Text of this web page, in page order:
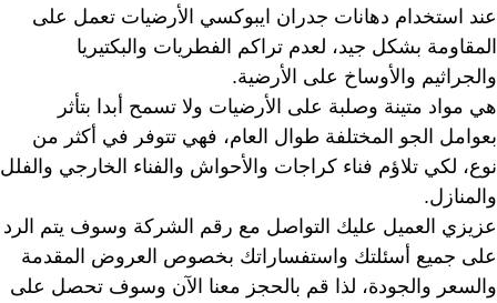
عند استخدام دهانات جدران ايبوكسي الأرضيات تعمل على
المقاومة بشكل جيد، لعدم تراكم الفطريات والبكتيريا
والجراثيم والأوساخ على الأرضية.
هي مواد متينة وصلبة على الأرضيات ولا تسمح أبدا بتأثر
بعوامل الجو المختلفة طوال العام، فهي تتوفر في أكثر من
نوع، لكي تلاؤم فناء كراجات والأحواش والفناء الخارجي والفلل
والمنازل.
عزيزي العميل عليك التواصل مع رقم الشركة وسوف يتم الرد
على جميع أسئلتك واستفساراتك بخصوص العروض المقدمة
والسعر والجودة، لذا قم بالحجز معنا الآن وسوف تحصل على